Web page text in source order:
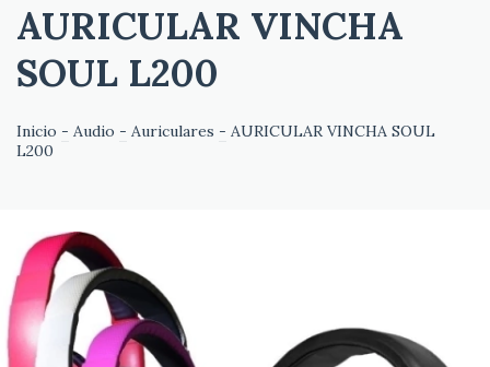
AURICULAR VINCHA
SOUL L200
Inicio - Audio - Auriculares - AURICULAR VINCHA SOUL
L200